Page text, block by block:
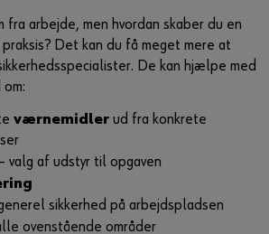
fra arbejde, men hvordan skaber du en
Det kan du få meget mere at
De kan hjælpe med
værnemidler ud fra konkrete
– valg af udstyr til opgaven
sikkerhed på arbejdspladsen
ovenstående områder